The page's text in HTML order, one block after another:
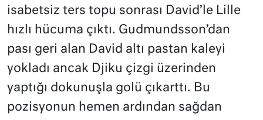
isabetsiz ters topu sonrası David’le Lille
hızlı hücuma çıktı. Gudmundsson’dan
pası geri alan David altı pastan kaleyi
yokladı ancak Djiku çizgi üzerinden
yaptığı dokunuşla golü çıkarttı. Bu
pozisyonun hemen ardından sağdan